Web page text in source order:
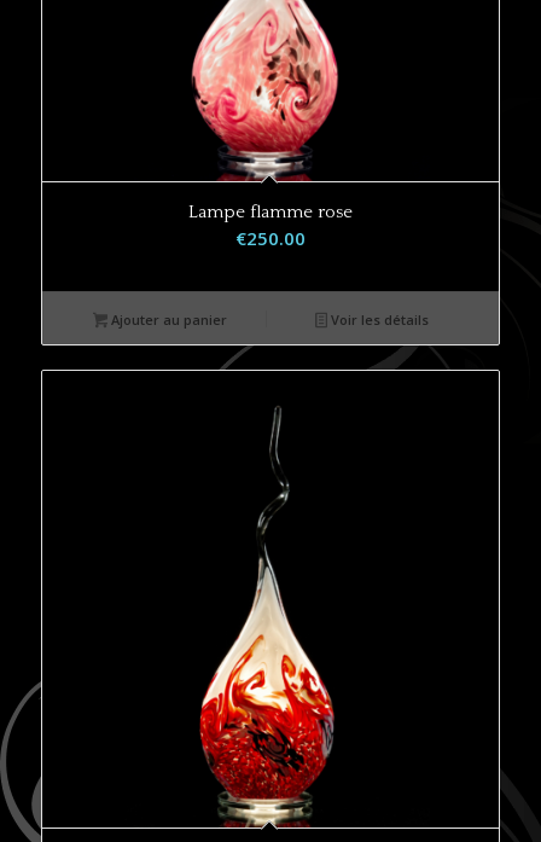
Lampe flamme rose
€250.00
Ajouter au panier Voir les détails